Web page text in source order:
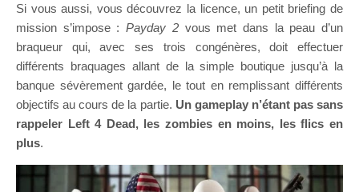
Si vous aussi, vous découvrez la licence, un petit briefing de
mission s’impose :Payday 2vous met dans la peau d’un
braqueur qui, avec ses trois congénères, doit effectuer
différents braquages allant de la simple boutique jusqu’à la
banque sévèrement gardée, le tout en remplissant différents
objectifs au cours de la partie. Un gameplay n’étant pas sans
rappeler Left 4 Dead, les zombies en moins, les flics en
plus.